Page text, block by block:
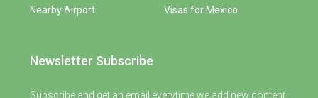
Nearby Airport
Visas for Mexico
Newsletter Subscribe
Subscribe and get an email everytime we add new content